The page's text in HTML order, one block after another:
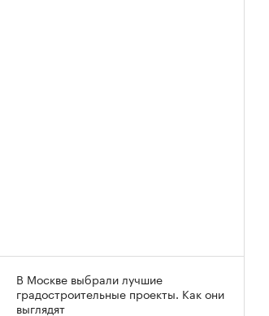
В Москве выбрали лучшие
градостроительные проекты. Как они
выглядят